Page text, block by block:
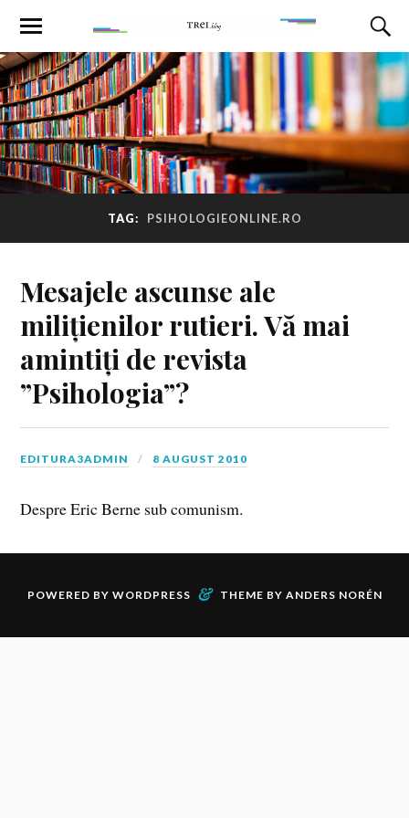
TAG: PSIHOLOGIEONLINE.RO
Mesajele ascunse ale
milițienilor rutieri. Vă mai
amintiți de revista
”Psihologia”?
EDITURA3ADMIN 8 AUGUST 2010
Despre Eric Berne sub comunism.
POWERED BY WORDPRESS & THEME BY ANDERS NORÉN